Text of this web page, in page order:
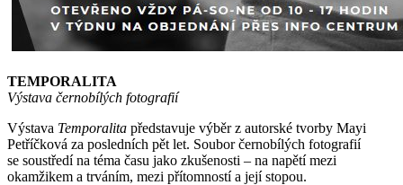
TEMPORALITA
Výstava černobílých fotografií
Výstava Temporalita představuje výběr z autorské tvorby Mayi
Petříčková za posledních pět let. Soubor černobílých fotografií
se soustředí na téma času jako zkušenosti – na napětí mezi
okamžikem a trváním, mezi přítomností a její stopou.